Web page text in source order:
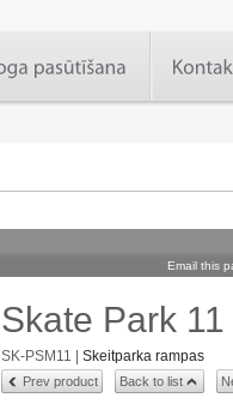
Email this
Skate Park 11
SK-PSM11 Skeitparka rampas
Prev product Back to list